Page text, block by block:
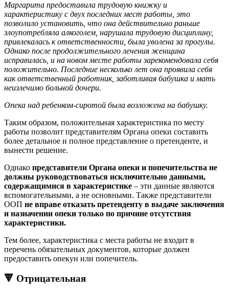
Маргарита предоставила трудовую книжку и
характеристику с двух последних мест работы, это
позволило установить, что она действительно раньше
злоупотребляла алкоголем, нарушала трудовую дисциплину,
привлекалась к ответственности, была уволена за прогулы.
Однако после продолжительного лечения женщина
исправилась, и на новом месте работы зарекомендовала себя
положительно. Последние несколько лет она проявила себя
как ответственный работник, заботливая бабушка и мать
неизлечимо больной дочери.
Опека над ребенком-сиротой была возложена на бабушку.
Таким образом, положительная характеристика по месту
работы позволит представителям Органа опеки составить
более детальное и полное представление о претенденте, и
вынести решение.
Однако представители Органа опеки и попечительства не
должны руководствоваться исключительно данными,
содержащимися в характеристике – эти данные являются
вспомогательными, а не основными. Также представители
ООП не вправе отказать претенденту в выдаче заключения
и назначении опеки только по причине отсутствия
характеристики.
Тем более, характеристика с места работы не входит в
перечень обязательных документов, которые должен
предоставить опекун или попечитель.
🔻 Отрицательная